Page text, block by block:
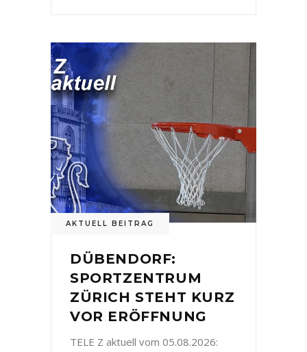
AKTUELL BEITRAG
DÜBENDORF:
SPORTZENTRUM
ZÜRICH STEHT KURZ
VOR ERÖFFNUNG
TELE Z aktuell vom 05.08.2026: